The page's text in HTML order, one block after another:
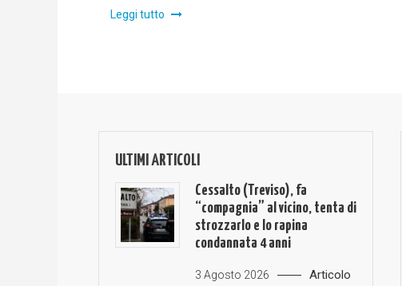
Leggi tutto
ULTIMI ARTICOLI
Cessalto (Treviso), fa
“compagnia” al vicino, tenta di
strozzarlo e lo rapina
condannata 4 anni
3 Agosto 2026 Articolo